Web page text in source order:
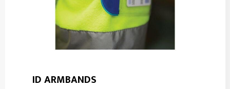
ID ARMBANDS